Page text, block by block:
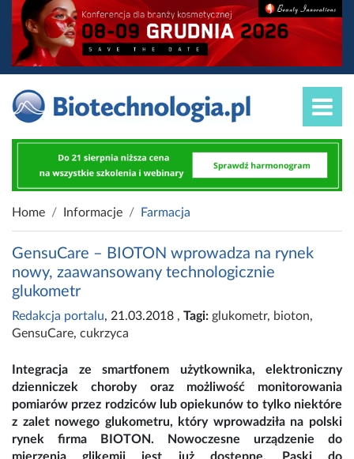
Home Informacje Farmacja
GensuCare – BIOTON wprowadza na rynek
nowy, zaawansowany technologicznie
glukometr
Redakcja portalu, 21.03.2018 , Tagi: glukometr, bioton,
GensuCare, cukrzyca
Integracja ze smartfonem użytkownika, elektroniczny
dzienniczek choroby oraz możliwość monitorowania
pomiarów przez rodziców lub opiekunów to tylko niektóre
z zalet nowego glukometru, który wprowadziła na polski
rynek firma BIOTON. Nowoczesne urządzenie do